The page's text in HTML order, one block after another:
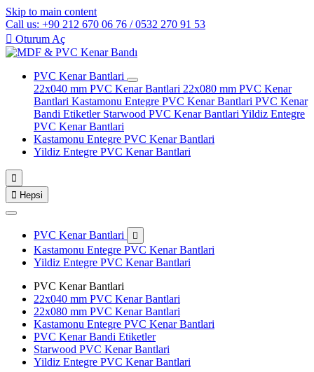
Skip to main content
Call us: +90 212 670 06 76 / 0532 270 91 53
 Oturum Aç
PVC Kenar Bantlari
22x040 mm PVC Kenar Bantlari 22x080 mm PVC Kenar
Bantlari Kastamonu Entegre PVC Kenar Bantlari PVC Kenar
Bandi Etiketler Starwood PVC Kenar Bantlari Yildiz Entegre
PVC Kenar Bantlari
Kastamonu Entegre PVC Kenar Bantlari
Yildiz Entegre PVC Kenar Bantlari

 Hepsi
PVC Kenar Bantlari 
Kastamonu Entegre PVC Kenar Bantlari
Yildiz Entegre PVC Kenar Bantlari
PVC Kenar Bantlari
22x040 mm PVC Kenar Bantlari
22x080 mm PVC Kenar Bantlari
Kastamonu Entegre PVC Kenar Bantlari
PVC Kenar Bandi Etiketler
Starwood PVC Kenar Bantlari
Yildiz Entegre PVC Kenar Bantlari